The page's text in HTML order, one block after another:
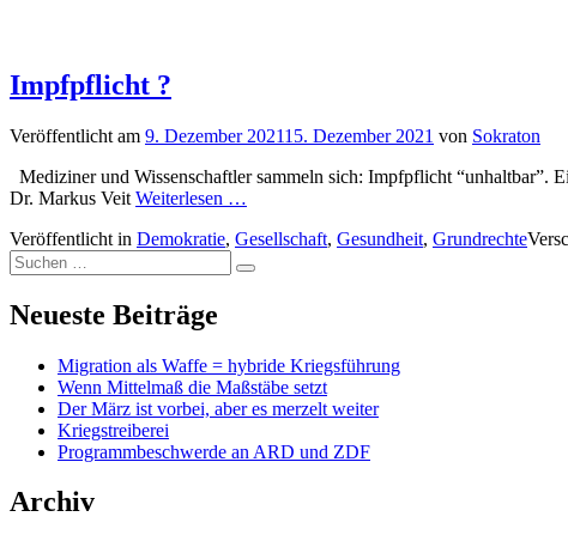
Impfpflicht ?
Veröffentlicht am 9. Dezember 202115. Dezember 2021 von Sokraton
Mediziner und Wissenschaftler sammeln sich: Impfpflicht “unhaltbar”.
Dr. Markus Veit Weiterlesen …
Veröffentlicht in Demokratie, Gesellschaft, Gesundheit, Grundrechte
Suchen
nach:
Suchen
Neueste Beiträge
Migration als Waffe = hybride Kriegsführung
Wenn Mittelmaß die Maßstäbe setzt
Der März ist vorbei, aber es merzelt weiter
Kriegstreiberei
Programmbeschwerde an ARD und ZDF
Archiv